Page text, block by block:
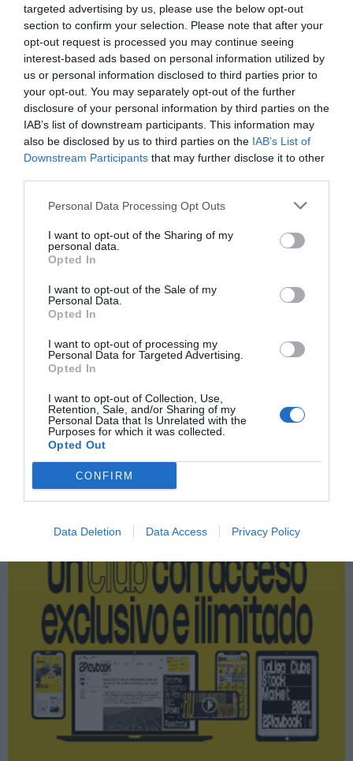
targeted advertising by us, please use the below opt-out
section to confirm your selection. Please note that after your
opt-out request is processed you may continue seeing
interest-based ads based on personal information utilized by
us or personal information disclosed to third parties prior to
your opt-out. You may separately opt-out of the further
disclosure of your personal information by third parties on the
IAB’s list of downstream participants. This information may
also be disclosed by us to third parties on the IAB’s List of
Downstream Participants that may further disclose it to other
Personal Data Processing Opt Outs
I want to opt-out of the Sharing of my
personal data.
Opted In
I want to opt-out of the Sale of my
Personal Data.
Opted In
I want to opt-out of processing my
Personal Data for Targeted Advertising.
Opted In
I want to opt-out of Collection, Use,
Retention, Sale, and/or Sharing of my
Personal Data that Is Unrelated with the
Purposes for which it was collected.
Opted Out
CONFIRM
Data Deletion Data Access Privacy Policy
Índex2P
La plataforma de datos monitoriza más de 34.000
contratos de patrocinio, de los que 25.000
corresponden al mercado español y más de 8.000 a
propiedades deportivas y competiciones internacionales,
segmentados por competición, tipología de activos,
marcas, categorías de producto y valor económico
aproximado de cada acuerdo. Si quieres más
información, contacta con nosotros
intelligence@2playbook.com
Mantente informado con las últimas noticias de actualidad.